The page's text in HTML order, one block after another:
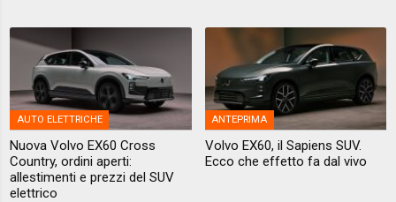
AUTO ELETTRICHE
Nuova Volvo EX60 Cross
Country, ordini aperti:
allestimenti e prezzi del SUV
elettrico
ANTEPRIMA
Volvo EX60, il Sapiens SUV.
Ecco che effetto fa dal vivo